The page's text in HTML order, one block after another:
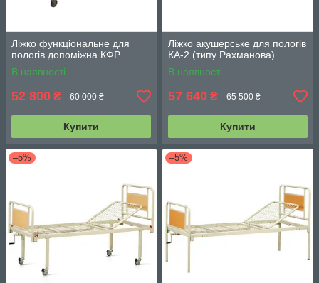
Ліжко функціональне для
пологів допоміжна КФР
В наявності
52 800 ₴ 60 000 ₴
Купити
Ліжко акушерське для пологів
КА-2 (типу Рахманова)
В наявності
57 640 ₴ 65 500 ₴
Купити
–5% –5%